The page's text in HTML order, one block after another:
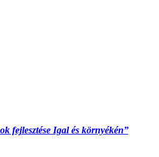
fejlesztése Igal és környékén”